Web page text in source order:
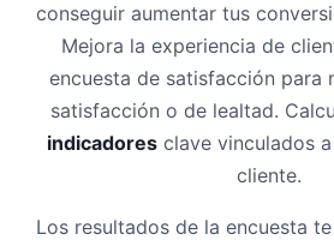
conseguir aumentar tus
Mejora la experiencia de
encuesta de satisfacción para
satisfacción o de lealtad.
indicadoresclave vinculados
cliente.
Los resultados de la encuesta